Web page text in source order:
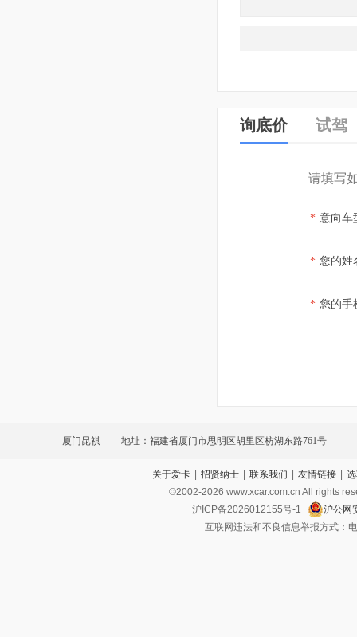
询底价 试驾
请填写
* 意向车
* 您的姓
* 您的手
厦门昆祺 地址：福建省厦门市思明区胡里区枋湖东路761号
关于爱卡 | 招贤纳士 | 联系我们 | 友情链接 |
©2002-2026 www.xcar.com.cn All rights
沪ICP备2026012155号-1
沪公网
互联网违法和不良信息举报方式：